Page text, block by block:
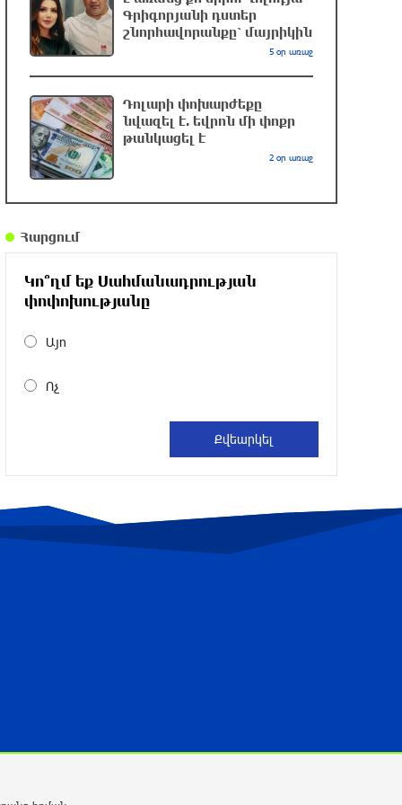
Զովունի-Եղվարդ ճանապարհին
բախվել են «Alfa Romeo»-ն և «Opel»-ը.
կա վիրավոր
6 ժամ առաջ
Իրանն ու Օմանը համաձայնեցրել են
Հորմուզի նեղուցով նոր երթուղու
կոորդինատները
Կեղծ էջով քաղաքացիներին
առաջարկվում է մասնակցել
խաղարկության․ զգուշացում
իսրայելցի զինծառայող
7 ժամ առաջ
8 ժամ առաջ
ավիաընկերության նկատմամբ
Գրիգորյանի դստեր
շնորհավորանքը՝ մայրիկին
5 օր առաջ
Դոլարի փոխարժեքը
նվազել է. եվրոն մի փոքր
թանկացել է
2 օր առաջ
Հարցում
Կո՞ղմ եք Սահմանադրության
փոփոխությանը
Այո
Ոչ